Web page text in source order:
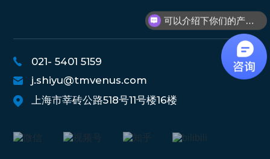
021- 5401 5159
j.shiyu@tmvenus.com
上海市莘砖公路518号11号楼16楼
可以介绍下你们的产品么？